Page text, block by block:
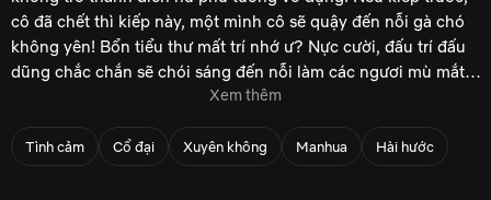
cô đã chết thì kiếp này, một mình cô sẽ quậy đến nỗi gà chó
không yên! Bổn tiểu thư mất trí nhớ ư? Nực cười, đấu trí đấu
dũng chắc chắn sẽ chói sáng đến nỗi làm các ngươi mù mắt!
"Đấu thần vương, xử thái tử, người người liên tục quỳ dưới
dụng thật ư?"
chẳng những lại bị một tên đoạn tụ sỉ nhục mà còn chạm vào
nữa?! “Ngươi đừng hòng trốn thoát! Dù có đi đến tận chân
Xem thêm
Tình cảm Cổ đại Xuyên không Manhua Hài hước